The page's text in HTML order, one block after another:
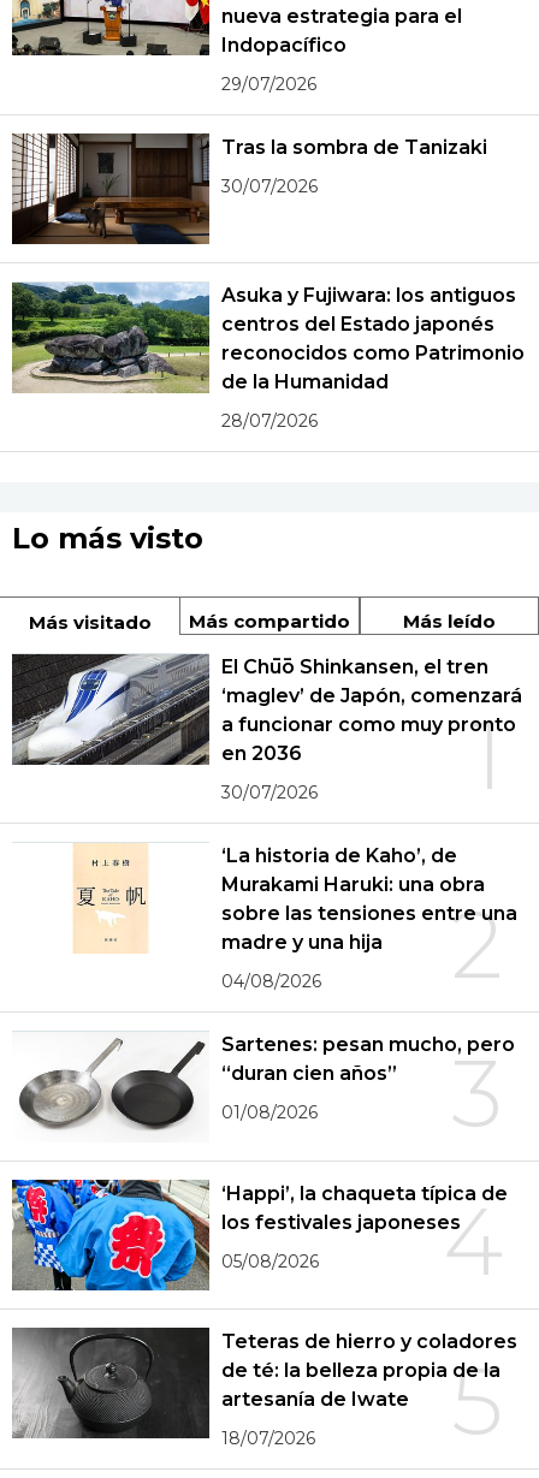
nueva estrategia para el
Indopacífico
29/07/2026
Tras la sombra de Tanizaki
30/07/2026
Asuka y Fujiwara: los antiguos
centros del Estado japonés
reconocidos como Patrimonio
de la Humanidad
28/07/2026
Lo más visto
Más visitado Más compartido Más leído
1
El Chūō Shinkansen, el tren
‘maglev’ de Japón, comenzará
a funcionar como muy pronto
en 2036
30/07/2026
2
‘La historia de Kaho’, de
Murakami Haruki: una obra
sobre las tensiones entre una
madre y una hija
04/08/2026
3
Sartenes: pesan mucho, pero
“duran cien años”
01/08/2026
4
‘Happi’, la chaqueta típica de
los festivales japoneses
05/08/2026
5
Teteras de hierro y coladores
de té: la belleza propia de la
artesanía de Iwate
18/07/2026